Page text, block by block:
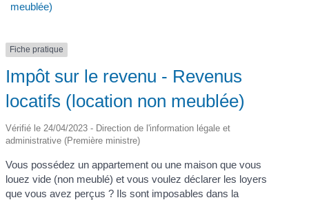
meublée)
Fiche pratique
Impôt sur le revenu - Revenus
locatifs (location non meublée)
Vérifié le 24/04/2023 - Direction de l'information légale et
administrative (Première ministre)
Vous possédez un appartement ou une maison que vous
louez vide (non meublé) et vous voulez déclarer les loyers
que vous avez perçus ? Ils sont imposables dans la